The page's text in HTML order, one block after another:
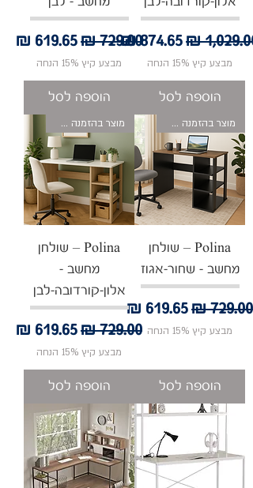
מחיר רגיל מחיר מבצע
מבצע קיץ 15% הנחה
הוספה לסל
מחיר רגילמחיר
מבצע קיץ 15% הנחה
הוספה לסל
מוצר בהזמנה אישית
Polina – שולחן
מחשב - שחור-אגוז
מחיר רגילמחיר מבצע
מבצע קיץ 15% הנחה
הוספה לסל
מוצר בהזמנה אישית
Polina – שולחן
מחשב -
אלון-קורדובה-לבן
מחיר רגילמחיר
מבצע קיץ 15% הנחה
הוספה לסל